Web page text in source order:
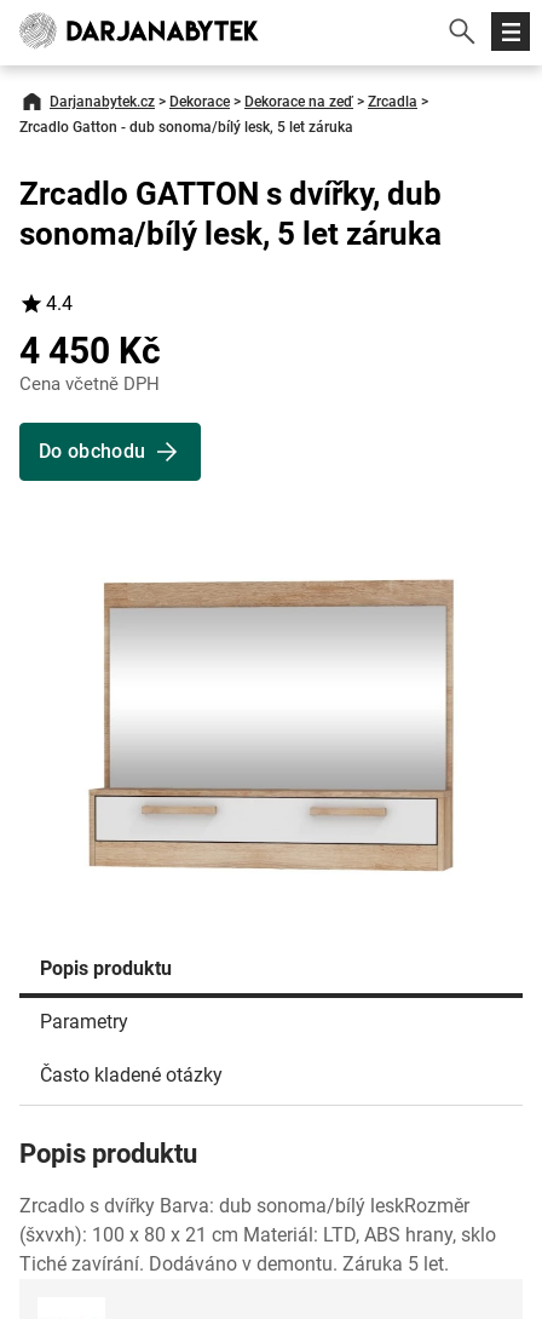
Darjanabytek.cz > Dekorace > Dekorace na zeď > Zrcadla >
Zrcadlo Gatton - dub sonoma/bílý lesk, 5 let záruka
Popis produktu
Parametry
Často kladené otázky
Popis produktu
Zrcadlo s dvířky Barva: dub sonoma/bílý leskRozměr
(šxvxh): 100 x 80 x 21 cm Materiál: LTD, ABS hrany, sklo
Tiché zavírání. Dodáváno v demontu. Záruka 5 let.
Zrcadlo GATTON s dvířky, dub
sonoma/bílý lesk, 5 let záruka
4.4
4 450 Kč
Cena včetně DPH
Do obchodu